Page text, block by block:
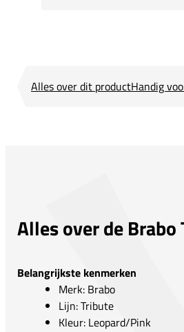
Alles over dit productHandig
Alles over de Brabo
Belangrijkste kenmerken
Merk: Brabo
Lijn: Tribute
Kleur: Leopard/Pink